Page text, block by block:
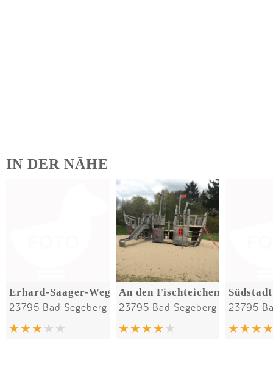
IN DER NÄHE
Erhard-Saager-Weg
23795 Bad Segeberg
An den Fischteichen
23795 Bad Segeberg 23795